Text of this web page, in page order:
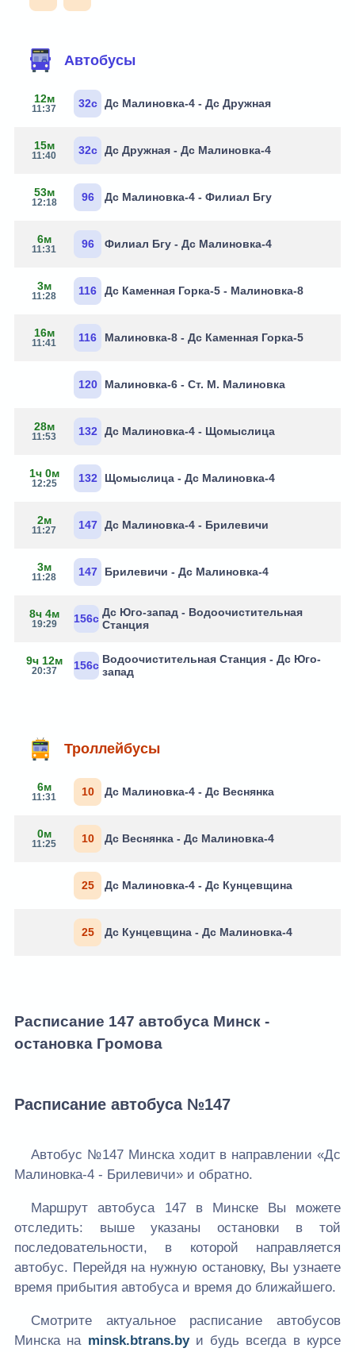
Автобусы
12м
11:37 32с Дс Малиновка-4 - Дс Дружная
15м
11:40 32с Дс Дружная - Дс Малиновка-4
53м
12:18 96 Дс Малиновка-4 - Филиал Бгу
6м
11:31 96 Филиал Бгу - Дс Малиновка-4
3м
11:28 116 Дс Каменная Горка-5 - Малиновка-8
16м
11:41 116 Малиновка-8 - Дс Каменная Горка-5
120 Малиновка-6 - Ст. М. Малиновка
28м
11:53 132 Дс Малиновка-4 - Щомыслица
1ч 0м
12:25 132 Щомыслица - Дс Малиновка-4
2м
11:27 147 Дс Малиновка-4 - Брилевичи
3м
11:28 147 Брилевичи - Дс Малиновка-4
8ч 4м
19:29 156с Дс Юго-запад - Водоочистительная
Станция
9ч 12м
20:37 156с Водоочистительная Станция - Дс Юго-
запад
Троллейбусы
6м
11:31 10 Дс Малиновка-4 - Дс Веснянка
0м
11:25 10 Дс Веснянка - Дс Малиновка-4
25 Дс Малиновка-4 - Дс Кунцевщина
25 Дс Кунцевщина - Дс Малиновка-4
Расписание 147 автобуса Минск -
остановка Громова
Расписание автобуса №147
Автобус №147 Минска ходит в направлении «Дс
Малиновка-4 - Брилевичи» и обратно.
Маршрут автобуса 147 в Минске Вы можете
отследить: выше указаны остановки в той
последовательности, в которой направляется
автобус. Перейдя на нужную остановку, Вы узнаете
время прибытия автобуса и время до ближайшего.
Смотрите актуальное расписание автобусов
Минска на minsk.btrans.byи будь всегда в курсе